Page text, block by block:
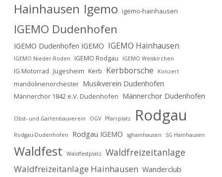
Hainhausen Igemo igemo-hainhausen
IGEMO Dudenhofen
IGEMO Dudenhofen IGEMO IGEMO Hainhausen
IGEMO Nieder-Roden IGEMO Rodgau IGEMO Weiskirchen
IG Motorrad Jügesheim Kerb Kerbborsche Konzert
mandolinenorchester Musikverein Dudenhofen
Männerchor 1842 e.V. Dudenhofen Männerchor Dudenhofen
Obst- und Gartenbauverein OGV Pfarrplatz Rodgau
Rodgau-Dudenhofen Rodgau IGEMO sghainhausen SG Hainhausen
Waldfest Waldfestplatz Waldfreizeitanlage
Waldfreizeitanlage Hainhausen Wanderclub